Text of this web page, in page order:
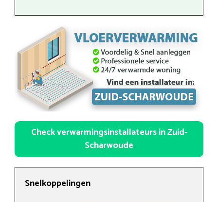
Check verwarmingsinstallateurs in Zuid-
Scharwoude
Snelkoppelingen